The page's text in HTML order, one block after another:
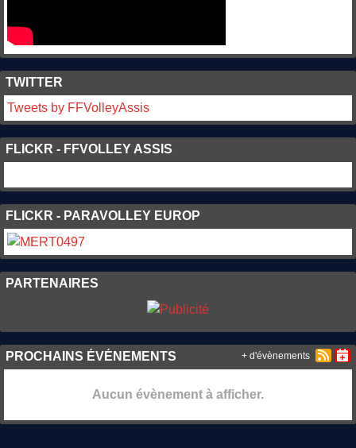
TWITTER
Tweets by FFVolleyAssis
FLICKR - FFVOLLEY ASSIS
FLICKR - PARAVOLLEY EUROP
PARTENAIRES
PROCHAINS ÉVÉNEMENTS
Aucun évènement à afficher.
+ d'évènements